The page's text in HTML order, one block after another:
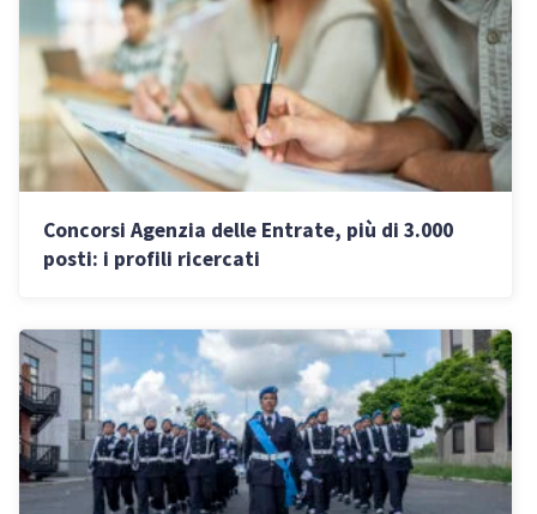
Concorsi Agenzia delle Entrate, più di 3.000
posti: i profili ricercati